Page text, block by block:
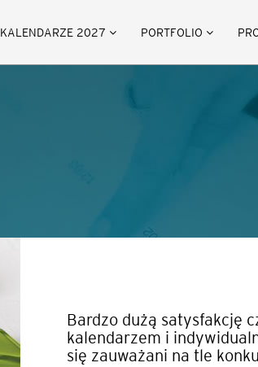
KALENDARZE 2027 PORTFOLIO
Bardzo dużą satysfakcję
kalendarzem i
się zauważani na tle